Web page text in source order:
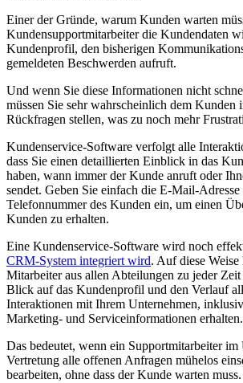
Einer der Gründe, warum Kunden warten
Kundensupportmitarbeiter die Kundendaten
Kundenprofil, den bisherigen
gemeldeten Beschwerden aufruft.
Und wenn Sie diese Informationen nicht
müssen Sie sehr wahrscheinlich dem Kunden
Rückfragen stellen, was zu noch mehr
Kundenservice-Software verfolgt alle
dass Sie einen detaillierten Einblick in das
haben, wann immer der Kunde anruft oder
sendet. Geben Sie einfach die E-Mail-Adresse
Telefonnummer des Kunden ein, um einen
Kunden zu erhalten.
Eine Kundenservice-Software wird noch
CRM-System integriert wird. Auf diese
Mitarbeiter aus allen Abteilungen zu jeder
Blick auf das Kundenprofil und den Verlauf
Interaktionen mit Ihrem Unternehmen,
Marketing- und Serviceinformationen erhalten.
Das bedeutet, wenn ein Supportmitarbeiter
Vertretung alle offenen Anfragen mühelos
bearbeiten, ohne dass der Kunde warten muss.